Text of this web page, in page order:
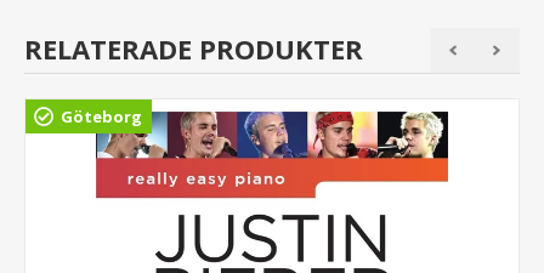
RELATERADE PRODUKTER
Göteborg